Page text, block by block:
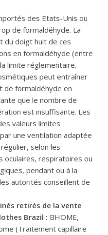
des Etats-Unis ou
de formaldéhyde. La
du doigt huit de ces
en formaldéhyde (entre
limite réglementaire.
peut entraîner
de formaldéhyde en
que le nombre de
est insuffisante. Les
valeurs limites
une ventilation adaptée
selon les
oculaires, respiratoires ou
pendant ou à la
autorités conseillent de
retirés de la vente
Brazil : BHOME,
(Traitement capillaire